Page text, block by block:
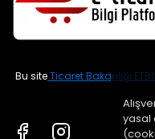
yasal
Bu siteTicaret Bakanlığı